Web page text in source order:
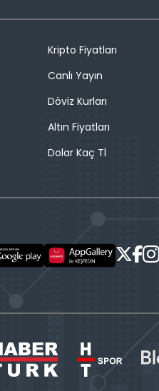
Kripto Fiyatları
Canlı Yayın
Döviz Kurları
Altın Fiyatları
Dolar Kaç Tl